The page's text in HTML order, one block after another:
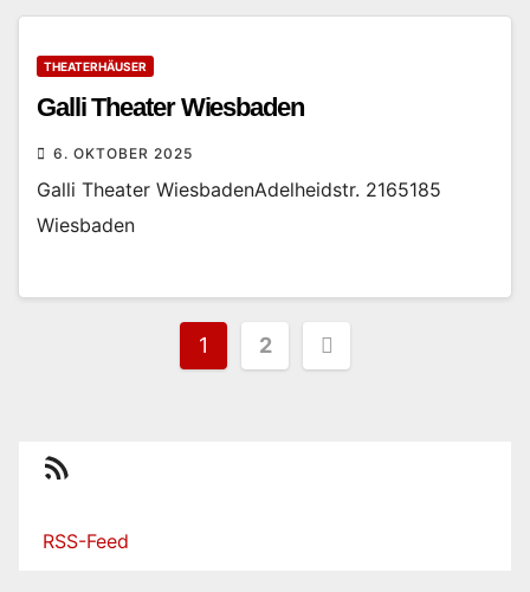
THEATERHÄUSER
Galli Theater Wiesbaden
6. OKTOBER 2025
Galli Theater WiesbadenAdelheidstr. 2165185
Wiesbaden
Seitennummerierung
1 2
RSS-Feed
RSS-Feed